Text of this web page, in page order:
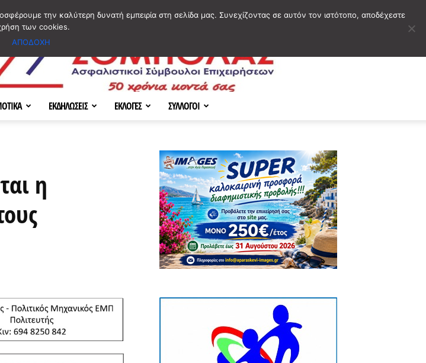
ΕΚΔΗΛΩΣΕΙΣ ΕΚΛΟΓΕΣ ΣΥΛΛΟΓΟΙ
η
την καλύτερη δυνατή εμπειρία στη σελίδα μας. Συνεχίζοντας σε αυτόν τον ιστότοπο, αποδέχεστε
των cookies.
ΑΠΟΔΟΧΗ